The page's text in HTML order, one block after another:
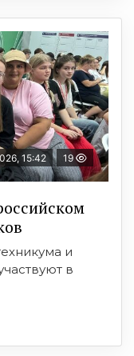
15:42 19
и
в